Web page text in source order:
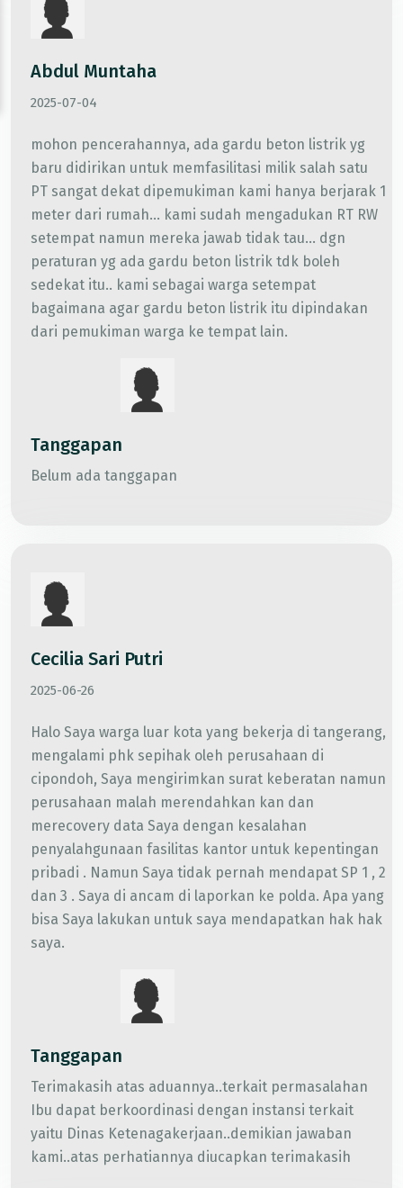
Abdul Muntaha
2025-07-04
mohon pencerahannya, ada gardu beton listrik yg
baru didirikan untuk memfasilitasi milik salah satu
PT sangat dekat dipemukiman kami hanya berjarak 1
meter dari rumah... kami sudah mengadukan RT RW
setempat namun mereka jawab tidak tau... dgn
peraturan yg ada gardu beton listrik tdk boleh
sedekat itu.. kami sebagai warga setempat
bagaimana agar gardu beton listrik itu dipindakan
dari pemukiman warga ke tempat lain.
Tanggapan
Belum ada tanggapan
Cecilia Sari Putri
2025-06-26
Halo Saya warga luar kota yang bekerja di tangerang,
mengalami phk sepihak oleh perusahaan di
cipondoh, Saya mengirimkan surat keberatan namun
perusahaan malah merendahkan kan dan
merecovery data Saya dengan kesalahan
penyalahgunaan fasilitas kantor untuk kepentingan
pribadi . Namun Saya tidak pernah mendapat SP 1 , 2
dan 3 . Saya di ancam di laporkan ke polda. Apa yang
bisa Saya lakukan untuk saya mendapatkan hak hak
saya.
Tanggapan
Terimakasih atas aduannya..terkait permasalahan
Ibu dapat berkoordinasi dengan instansi terkait
yaitu Dinas Ketenagakerjaan..demikian jawaban
kami..atas perhatiannya diucapkan terimakasih